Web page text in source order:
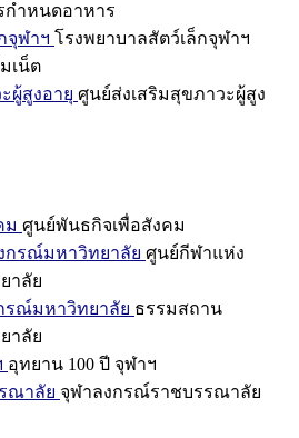
กำหนดอาหาร
จุฬาฯ โรงพยาบาลสัตว์เล็กจุฬาฯ
เน็ต
ผู้สูงอายุ ศูนย์ส่งเสริมสุขภาวะผู้สูง
ม ศูนย์พันธกิจเพื่อสังคม
กรณ์มหาวิทยาลัย ศูนย์กีฬาแห่ง
าลัย
รณ์มหาวิทยาลัย ธรรมสถาน
าลัย
อุทยาน 100 ปี จุฬาฯ
ณาลัย จุฬาลงกรณ์ราชบรรณาลัย